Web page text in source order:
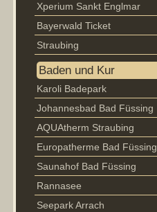
Xperium Sankt Englmar
Bayerwald Ticket
Straubing
Baden und Kur
Karoli Badepark
Johannesbad Bad Füssing
AQUAtherm Straubing
Europatherme Bad Füssing
Saunahof Bad Füssing
Rannasee
Seepark Arrach